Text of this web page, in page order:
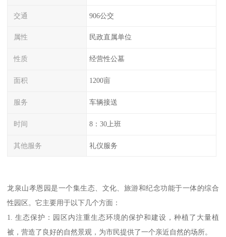
交通 906公交
属性 民政直属单位
性质 经营性公墓
面积 1200亩
服务 车辆接送
时间 8：30上班
其他服务 礼仪服务
龙泉山孝恩园是一个集生态、文化、旅游和纪念功能于一体的综合
性园区。它主要用于以下几个方面：
1. 生态保护：园区内注重生态环境的保护和建设，种植了大量植
被，营造了良好的自然景观，为市民提供了一个亲近自然的场所。